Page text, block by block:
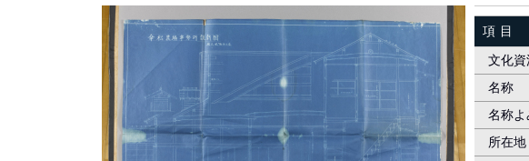
項目
文化
名称
名称よ
所在地